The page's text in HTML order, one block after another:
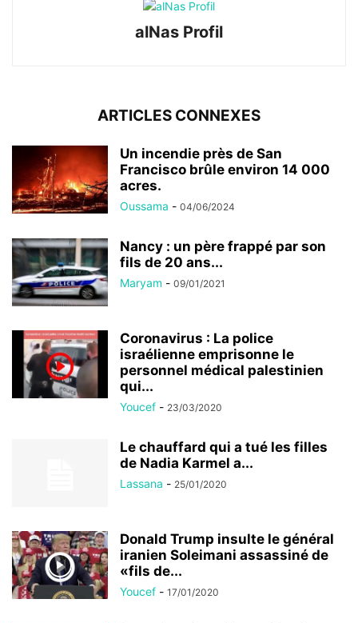
alNas Profil
ARTICLES CONNEXES
Un incendie près de San
Francisco brûle environ 14 000
acres.
Oussama - 04/06/2024
Nancy : un père frappé par son
fils de 20 ans...
Maryam - 09/01/2021
Coronavirus : La police
israélienne emprisonne le
personnel médical palestinien
qui...
Youcef - 23/03/2020
Le chauffard qui a tué les filles
de Nadia Karmel a...
Lassana - 25/01/2020
Donald Trump insulte le général
iranien Soleimani assassiné de
«fils de...
Youcef - 17/01/2020